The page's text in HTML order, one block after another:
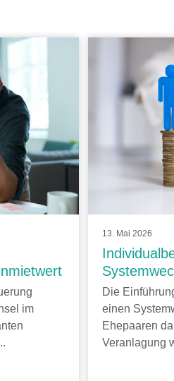
im
13. Mai 2026
Die
einen
Ehepaaren
Veranlagung